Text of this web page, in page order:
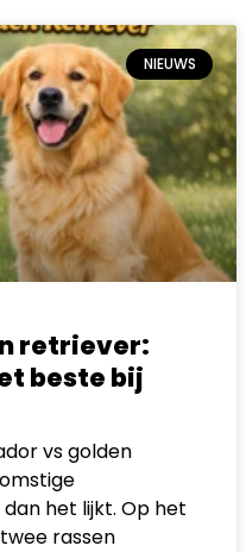
NIEUWS
retriever:
beste bij
vs golden
het lijkt. Op het
rassen